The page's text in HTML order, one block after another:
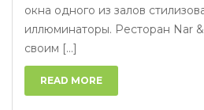
окна одного из залов
иллюминаторы. Ресторан Nar
своим [...]
READ MORE